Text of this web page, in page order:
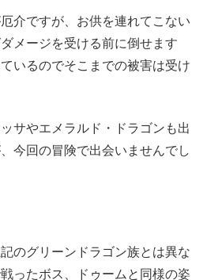
介ですが、お供を連れてこない
メージを受ける前に倒せます
いるのでそこまでの被害は受け
サやエメラルド・ドラゴンも出
今回の冒険で出会いませんでし
のグリーンドラゴン族とは異な
ったボス、ドゥームと同様の姿